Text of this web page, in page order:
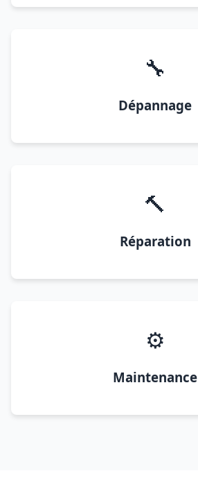
🔧
Dépannage
🔨
Réparation
⚙️
Maintenance